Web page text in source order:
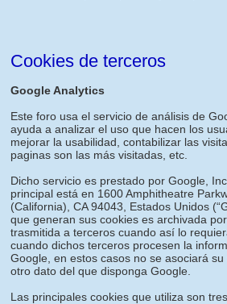
Cookies de terceros
Google Analytics
Este foro usa el servicio de análisis de
ayuda a analizar el uso que hacen los
mejorar la usabilidad, contabilizar las
paginas son las más visitadas, etc.
Dicho servicio es prestado por Google,
principal está en 1600 Amphitheatre
(California), CA 94043, Estados Unidos
que generan sus cookies es archivada
trasmitida a terceros cuando así lo
cuando dichos terceros procesen la
Google, en estos casos no se asociará
otro dato del que disponga Google.
Las principales cookies que utiliza son